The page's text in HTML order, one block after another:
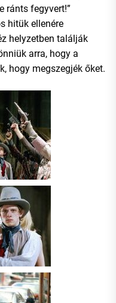
ránts fegyvert!”
hitük ellenére
helyzetben találják
arra, hogy a
hogy megszegjék őket.